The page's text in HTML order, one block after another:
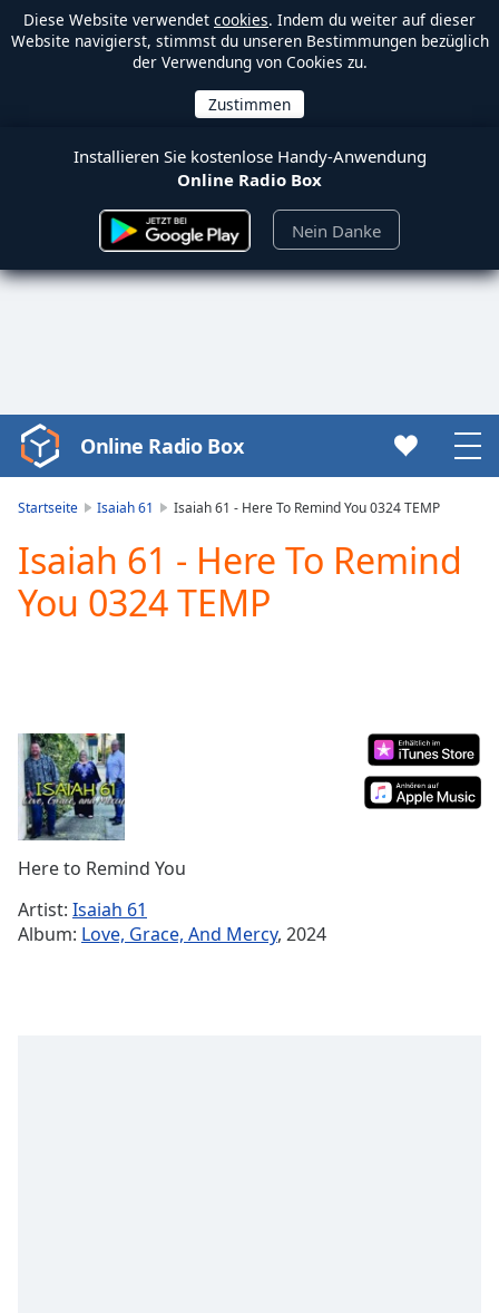
Diese Website verwendet cookies. Indem du weiter auf dieser
Website navigierst, stimmst du unseren Bestimmungen bezüglich
der Verwendung von Cookies zu.
Installieren Sie kostenlose Handy-Anwendung
Online Radio Box
Nein Danke
Video
Player
Play
Video
Play
Current
Time0:00
Duration-:-
Loaded:
Stream
TypeLIVE
Seek to
live,
Online Radio Box
Startseite Isaiah 61 Isaiah 61 - Here To Remind You 0324 TEMP
Isaiah 61 - Here To Remind
You 0324 TEMP
Here to Remind You
Artist: Isaiah 61
Album: Love, Grace, And Mercy, 2024